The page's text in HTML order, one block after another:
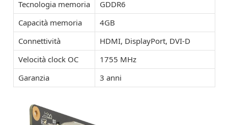
Tecnologia memoria
GDDR6
Capacità memoria
4GB
Connettività
HDMI, DisplayPort, DVI-D
Velocità clock OC
1755 MHz
Garanzia
3 anni